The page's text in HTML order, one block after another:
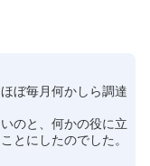
ぼ毎月何かしら調達
のと、何かの役に立
とにしたのでした。